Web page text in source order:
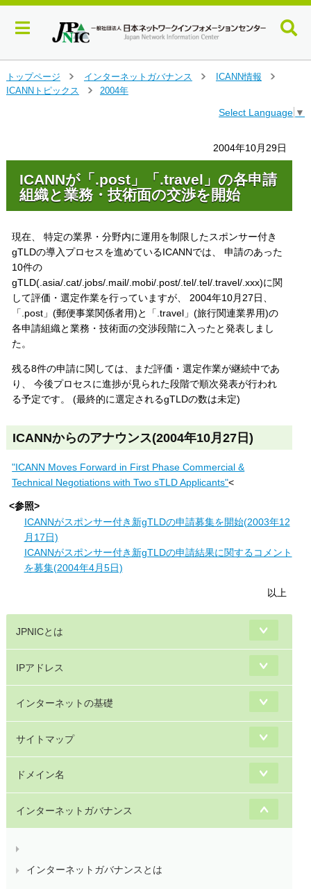
イ
ン
ャ
トップページ
＞
インターネットガバナンス
ICANN情報
ICANNトピックス
2004年
Select Language ▼
2004年10月29日
ICANNが「.post」「.travel」の各申請
組織と業務・技術面の交渉を開始
現在、 特定の業界・分野内に運用を制限したスポンサー付き
gTLDの導入プロセスを進めているICANNでは、 申請のあった
10件の
gTLD(.asia/.cat/.jobs/.mail/.mobi/.post/.tel/.tel/.travel/.xxx)に関
して評価・選定作業を行っていますが、 2004年10月27日、
「.post」(郵便事業関係者用)と「.travel」(旅行関連業界用)の
各申請組織と業務・技術面の交渉段階に入ったと発表しまし
た。
残る8件の申請に関しては、まだ評価・選定作業が継続中であ
り、 今後プロセスに進捗が見られた段階で順次発表が行われ
る予定です。 (最終的に選定されるgTLDの数は未定)
ICANNからのアナウンス(2004年10月27日)
"ICANN Moves Forward in First Phase Commercial &
Technical Negotiations with Two sTLD Applicants"<
<参照>
ICANNがスポンサー付き新gTLDの申請募集を開始(2003年12
月17日)
ICANNがスポンサー付き新gTLDの申請結果に関するコメント
を募集(2004年4月5日)
以上
JPNICとは
IPアドレス
インターネットの基礎
サイトマップ
ドメイン名
インターネットガバナンス
インターネットガバナンスとは